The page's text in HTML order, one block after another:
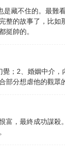
藏不住的。最難
整的故事了，比
挺帥的。
；2、婚姻中介
部分想虐他的觀
富，最終成功謀